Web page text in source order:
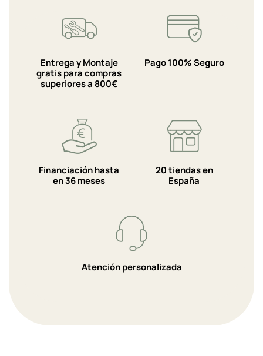
Entrega y Montaje
gratis para compras
superiores a 800€
Pago 100% Seguro
Financiación hasta
en 36 meses
20 tiendas en
España
Atención personalizada